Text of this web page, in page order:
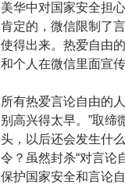
美华中对国家安全担
肯定的，微信限制了
使得出来。热爱自由
和个人在微信里面宣
所有热爱言论自由的
别高兴得太早。”取缔
头，以后还会发生什
令？虽然封杀“对言论
保护国家安全和言论